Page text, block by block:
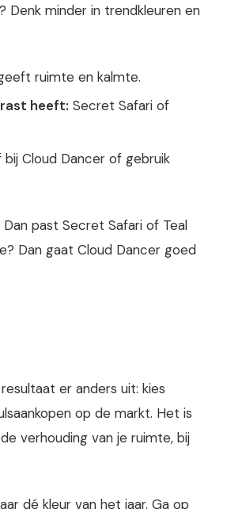
Denk minder in trendkleuren en
ruimte en kalmte.
heeft: Secret Safari of
bij Cloud Dancer of gebruik
past Secret Safari of Teal
Dan gaat Cloud Dancer goed
er anders uit: kies
op de markt. Het is
verhouding van je ruimte, bij
dé kleur van het jaar. Ga op